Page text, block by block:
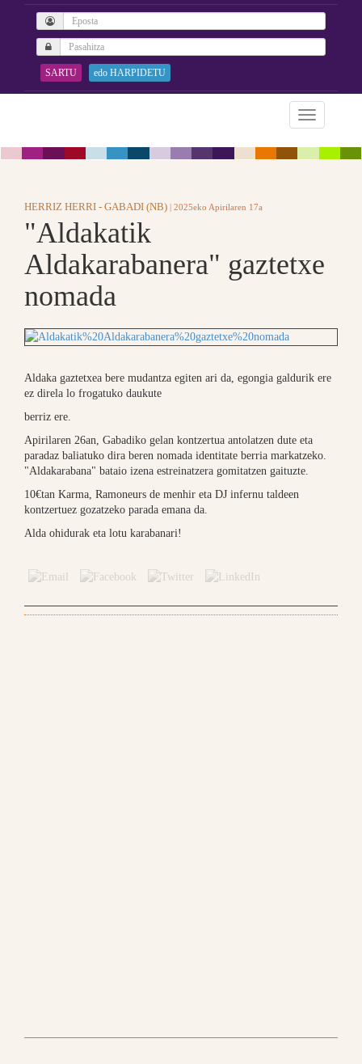
SARTU edo HARPIDETU
HERRIZ HERRI - GABADI (NB) | 2025eko Apirilaren 17a
"Aldakatik
Aldakarabanera" gaztetxe
nomada
Aldaka gaztetxea bere mudantza egiten ari da, egongia galdurik ere
ez direla lo frogatuko daukute
berriz ere.
Apirilaren 26an, Gabadiko gelan kontzertua antolatzen dute eta
paradaz baliatuko dira beren nomada identitate berria markatzeko.
"Aldakarabana" bataio izena estreinatzera gomitatzen gaituzte.
10€tan Karma, Ramoneurs de menhir eta DJ infernu taldeen
kontzertuez gozatzeko parada emana da.
Alda ohidurak eta lotu karabanari!